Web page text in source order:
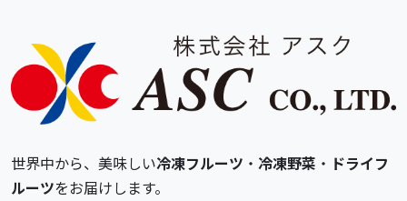
世界中から、美味しい冷凍フルーツ ・ 冷凍野菜 ・ ドライフ
ルーツをお届けします。